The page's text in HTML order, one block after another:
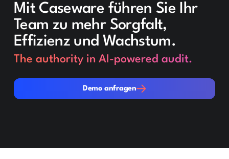
Mit Caseware führen Sie Ihr
Team zu mehr Sorgfalt,
Effizienz und Wachstum.
The authority in AI-powered audit.
Demo anfragen
Demo anfragen